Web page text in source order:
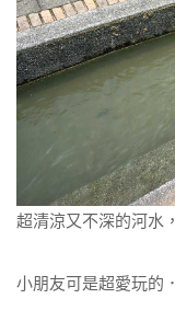
超清涼又不深的河水，
小朋友可是超愛玩的．